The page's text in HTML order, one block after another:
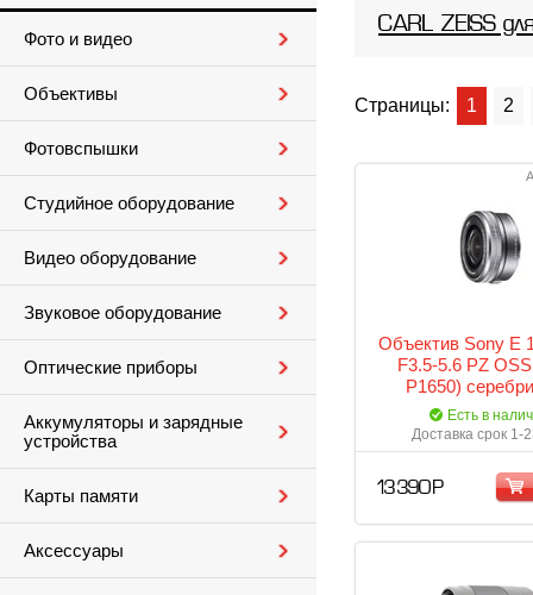
Фото и видео
Объективы
Фотовспышки
Студийное оборудование
Видео оборудование
Звуковое оборудование
Оптические приборы
Аккумуляторы и зарядные
устройства
Карты памяти
Аксессуары
CARL ZEISS
Страницы: 1 2
Объектив Sony E
F3.5-5.6 PZ
P1650)
Есть в
Доставка срок 1-
13 390 Р